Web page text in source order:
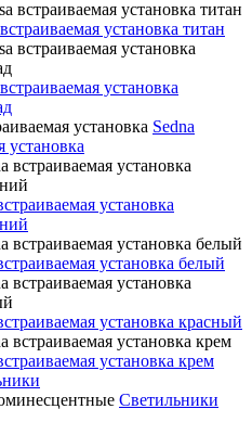
установка титан
установка
Sedna
установка
установка
установка белый
установка красный
установка крем
Светильники